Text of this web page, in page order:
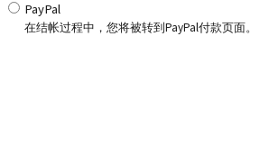
PayPal
在结帐过程中，您将被转到PayPal付款页面。